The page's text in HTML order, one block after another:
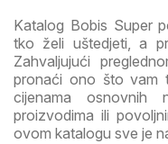
Katalog Bobis Super
tko želi uštedjeti, a
Zahvaljujući
pronaći ono što vam
cijenama osnovnih
proizvodima ili
ovom katalogu sve je